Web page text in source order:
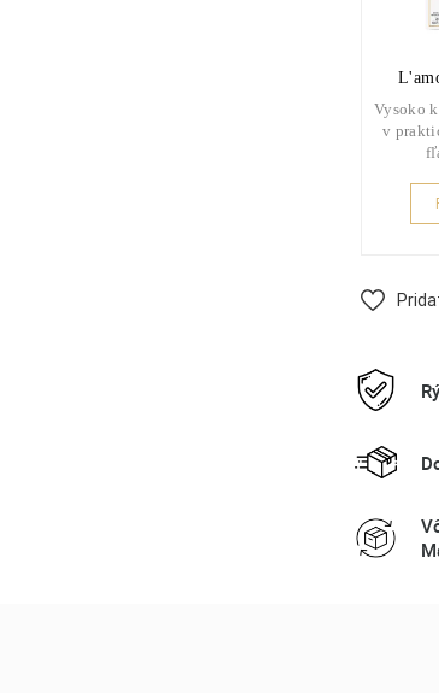
Vysoko
v